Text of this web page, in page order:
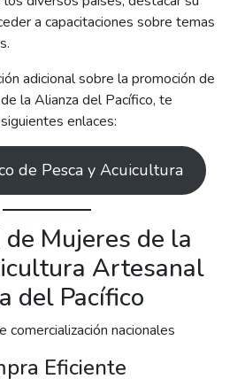
a capacitaciones sobre temas
adicional sobre la promoción de
la Alianza del Pacífico, te
enlaces:
de Pesca y Acuicultura
Mujeres de la
Artesanal
del Pacífico
comercialización nacionales
Eficiente